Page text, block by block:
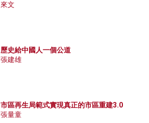
來文
歷史給中國人一個公道
張建雄
市區再生局範式實現真正的市區重建3.0
張量童